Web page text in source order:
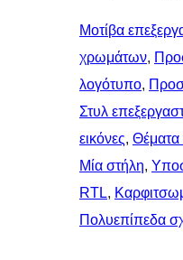
Μοτίβα
χρωμάτων,
λογότυπο,
Στυλ
εικόνες, Θέματα
Μία στήλη,
RTL,
Πολυεπίπεδα